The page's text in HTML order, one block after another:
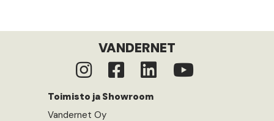
VANDERNET
Toimisto ja Showroom
Vandernet Oy